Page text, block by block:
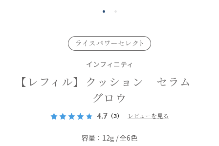
インフィニティ
【レフィル】クッション セラム
グロウ
4.7 （3） レビューを見る
容量：12g / 全6色